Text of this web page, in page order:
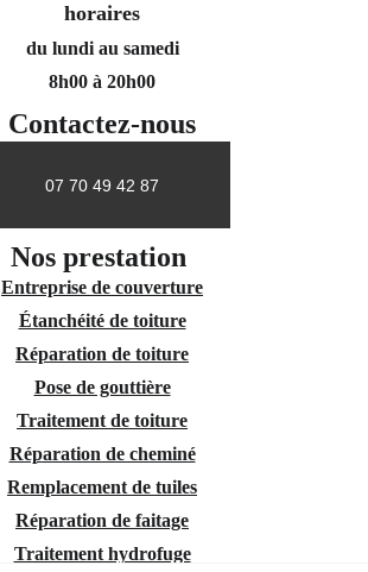
Contactez-nous
07 70 49 42 87
Nos prestation
Entreprise de couverture
Étanchéité de toiture
Réparation de toiture
Pose de gouttière
Traitement de toiture
Réparation de cheminé
Remplacement de tuiles
Réparation de faitage
Traitement hydrofuge
horaires
du lundi au samedi
8h00 à 20h00